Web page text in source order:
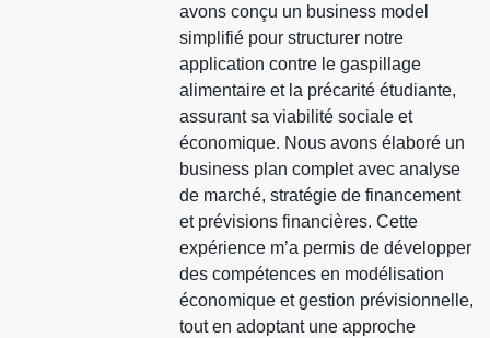
avons conçu un business model
simplifié pour structurer notre
application contre le gaspillage
alimentaire et la précarité étudiante,
assurant sa viabilité sociale et
économique. Nous avons élaboré un
business plan complet avec analyse
de marché, stratégie de financement
et prévisions financières. Cette
expérience m’a permis de développer
des compétences en modélisation
économique et gestion prévisionnelle,
tout en adoptant une approche